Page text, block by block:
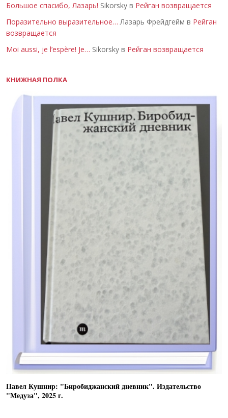
Большое спасибо, Лазарь! Sikorsky в Рейган возвращается
Поразительно выразительное… Лазарь Фрейдгейм в Рейган
возвращается
Moi aussi, je l’espère! Je… Sikorsky в Рейган возвращается
КНИЖНАЯ ПОЛКА
Павел Кушнир: "Биробиджанский дневник". Издательство
"Медуза", 2025 г.